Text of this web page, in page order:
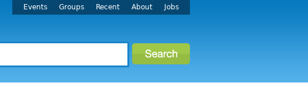
Events Groups Recent About Jobs